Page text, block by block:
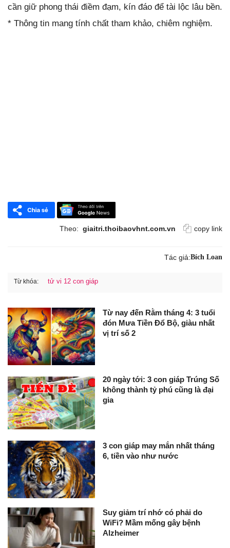
cần giữ phong thái điềm đạm, kín đáo để tài lộc lâu bền.
* Thông tin mang tính chất tham khảo, chiêm nghiệm.
Theo: giaitri.thoibaovhnt.com.vn copy link
Tác giả:Bích Loan
Từ khóa: tử vi 12 con giáp
Từ nay đến Rằm tháng 4: 3 tuổi
đón Mưa Tiền Đổ Bộ, giàu nhất
vị trí số 2
20 ngày tới: 3 con giáp Trúng Số
không thành tỷ phú cũng là đại
gia
3 con giáp may mắn nhất tháng
6, tiền vào như nước
Suy giảm trí nhớ có phải do
WiFi? Mầm mống gây bệnh
Alzheimer